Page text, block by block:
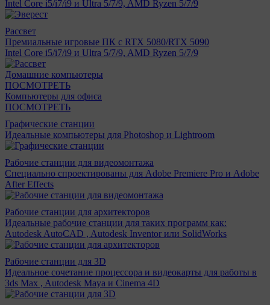
Intel Core i5/i7/i9 и Ultra 5/7/9, AMD Ryzen 5/7/9
Рассвет
Премиальные игровые ПК с RTX 5080/RTX 5090
Intel Core i5/i7/i9 и Ultra 5/7/9, AMD Ryzen 5/7/9
Домашние компьютеры
ПОСМОТРЕТЬ
Компьютеры для офиса
ПОСМОТРЕТЬ
Графические станции
Идеальные компьютеры для Photoshop и Lightroom
Рабочие станции для видеомонтажа
Специально спроектированы для Adobe Premiere Pro и Adobe
After Effects
Рабочие станции для архитекторов
Идеальные рабочие станции для таких программ как:
Autodesk AutoCAD , Autodesk Inventor или SolidWorks
Рабочие станции для 3D
Идеальное сочетание процессора и видеокарты для работы в
3ds Max , Autodesk Maya и Cinema 4D